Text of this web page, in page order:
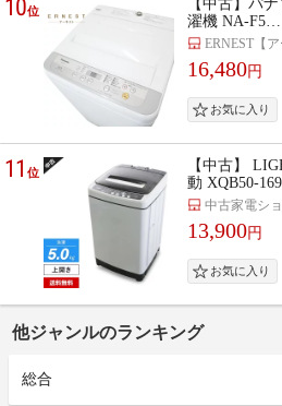
10位
【中古】パ
濯機 NA-F5…
ERNEST【ア
16,480円
11位
【中古】
動 XQB50-
中古家電シ
13,900円
他ジャンルのランキング
総合